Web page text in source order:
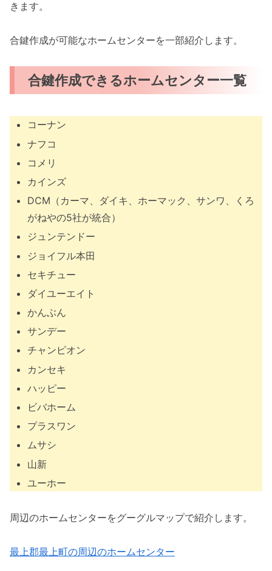
きます。
合鍵作成が可能なホームセンターを一部紹介します。
合鍵作成できるホームセンター一覧
コーナン
ナフコ
コメリ
カインズ
DCM（カーマ、ダイキ、ホーマック、サンワ、くろ
がねやの5社が統合）
ジュンテンドー
ジョイフル本田
セキチュー
ダイユーエイト
かんぶん
サンデー
チャンピオン
カンセキ
ハッピー
ビバホーム
プラスワン
ムサシ
山新
ユーホー
周辺のホームセンターをグーグルマップで紹介します。
最上郡最上町の周辺のホームセンター